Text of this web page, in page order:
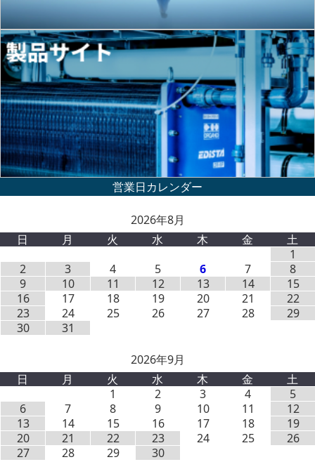
2026年8月
日
月 火 水 木 金
土
1
2
3 4 5 6 7
8
9
10 11 12 13 14
15
16
17 18 19 20 21
22
23
24 25 26 27 28
29
30
31
2026年9月
日
月 火 水 木 金
土
1
2 3 4
5
6
7 8 9 10 11
12
13
14 15 16 17 18
19
20
21 22 23 24 25
26
27
28 29 30